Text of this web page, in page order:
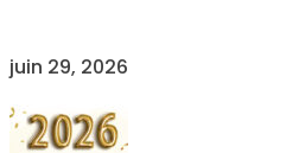
juin 29, 2026